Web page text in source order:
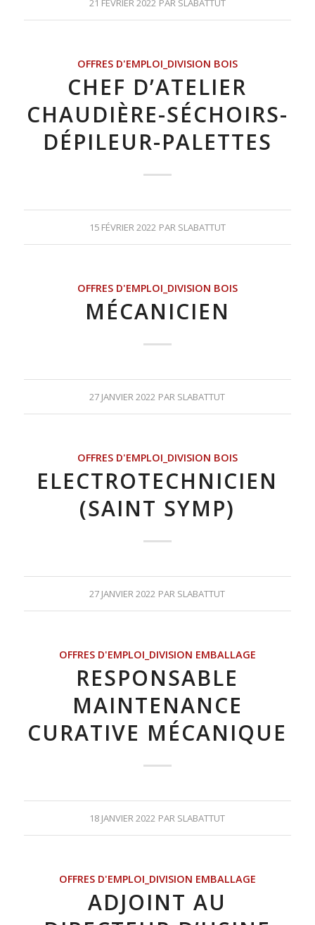
21 FÉVRIER 2022 PAR SLABATTUT
OFFRES D'EMPLOI_DIVISION BOIS
CHEF D’ATELIER
CHAUDIÈRE-SÉCHOIRS-
DÉPILEUR-PALETTES
15 FÉVRIER 2022 PAR SLABATTUT
OFFRES D'EMPLOI_DIVISION BOIS
MÉCANICIEN
27 JANVIER 2022 PAR SLABATTUT
OFFRES D'EMPLOI_DIVISION BOIS
ELECTROTECHNICIEN
(SAINT SYMP)
27 JANVIER 2022 PAR SLABATTUT
OFFRES D'EMPLOI_DIVISION EMBALLAGE
RESPONSABLE
MAINTENANCE
CURATIVE MÉCANIQUE
18 JANVIER 2022 PAR SLABATTUT
OFFRES D'EMPLOI_DIVISION EMBALLAGE
ADJOINT AU